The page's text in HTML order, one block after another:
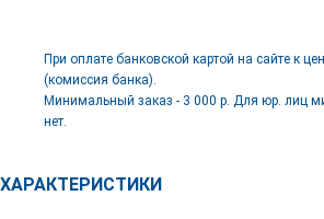
При оплате банковской картой на сайте к
(комиссия банка).
Минимальный заказ - 3 000 р. Для юр. лиц
нет.
ХАРАКТЕРИСТИКИ